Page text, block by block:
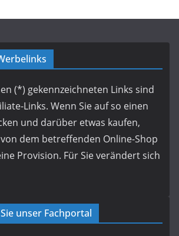
(*) gekennzeichneten Links sind
Links. Wenn Sie auf so einen
und darüber etwas kaufen,
dem betreffenden Online-Shop
Provision. Für Sie verändert sich
unser Fachportal